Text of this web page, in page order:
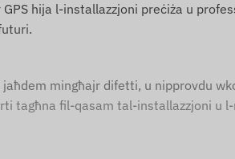
hija l-installazzjoni preċiża u
mingħajr difetti, u nipprovdu
tagħna fil-qasam tal-installazzjoni